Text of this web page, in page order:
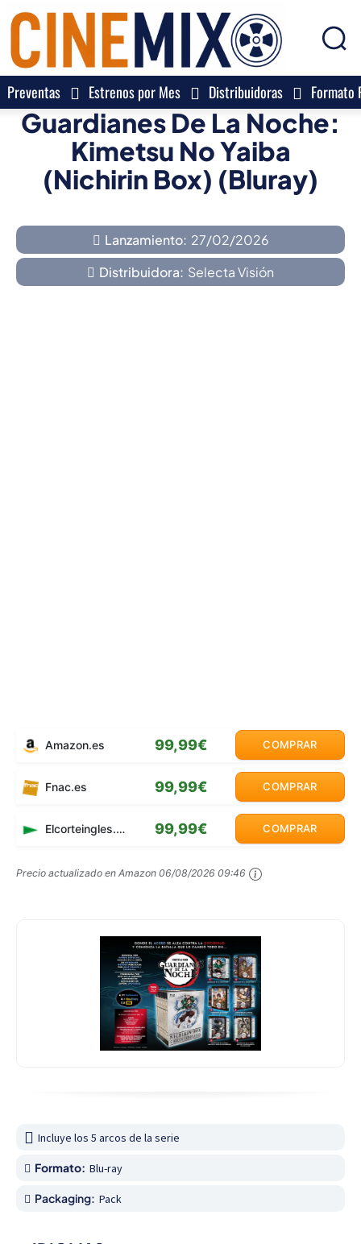
Preventas Estrenos por Mes Distribuidoras Formato
Guardianes De La Noche:
Kimetsu No Yaiba
(Nichirin Box) (Bluray)
Lanzamiento: 27/02/2026
Distribuidora: Selecta Visión
Amazon.es 99,99€ COMPRAR
Fnac.es 99,99€ COMPRAR
Elcorteingles.es 99,99€ COMPRAR
Precio actualizado en Amazon 06/08/2026 09:46
Incluye los 5 arcos de la serie
Formato: Blu-ray
Packaging: Pack